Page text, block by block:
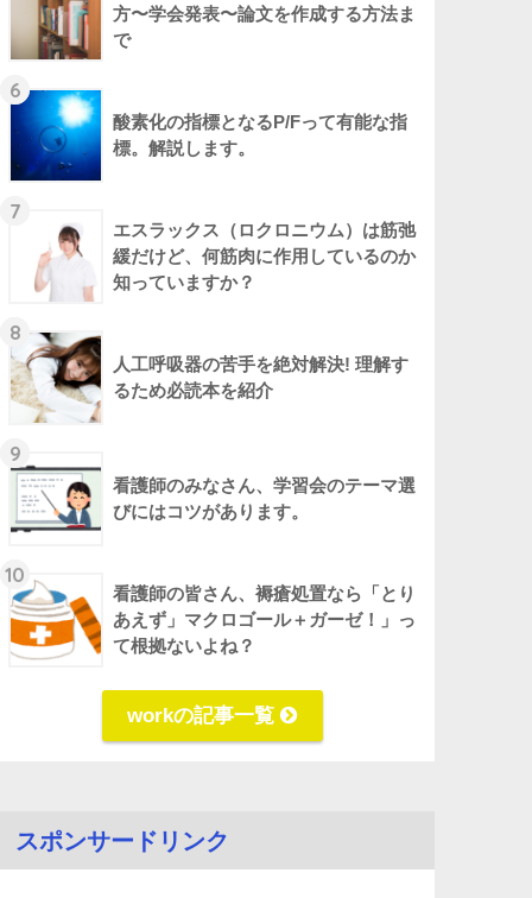
方〜学会発表〜論文を作成する方法ま
で
6
酸素化の指標となるP/Fって有能な指
標。解説します。
7
エスラックス（ロクロニウム）は筋弛
緩だけど、何筋肉に作用しているのか
知っていますか？
8
人工呼吸器の苦手を絶対解決! 理解す
るため必読本を紹介
9
看護師のみなさん、学習会のテーマ選
びにはコツがあります。
10
看護師の皆さん、褥瘡処置なら「とり
あえず」マクロゴール＋ガーゼ！」っ
て根拠ないよね？
workの記事一覧
スポンサードリンク